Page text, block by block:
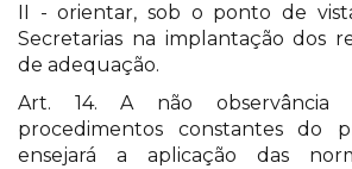
II - orientar, sob o ponto de
Secretarias na implantação dos
de adequação.
Art. 14. A não observância
procedimentos constantes do
ensejará a aplicação das